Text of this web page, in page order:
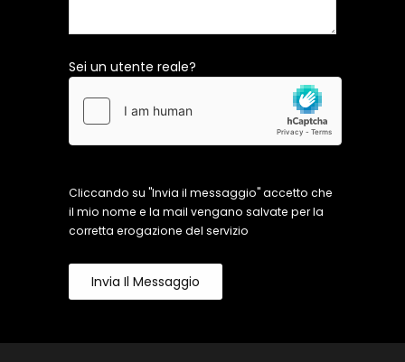
Sei un utente reale?
Cliccando su "Invia il messaggio" accetto che
il mio nome e la mail vengano salvate per la
corretta erogazione del servizio
Invia Il Messaggio